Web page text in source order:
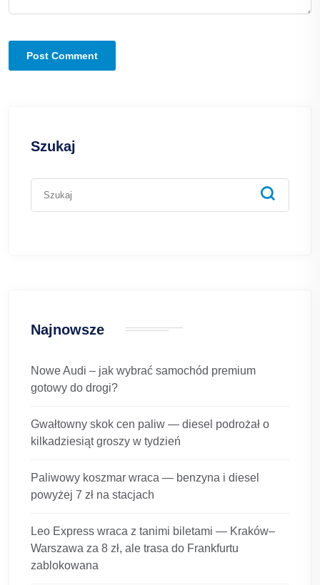
Szukaj
Najnowsze
Nowe Audi – jak wybrać samochód premium
gotowy do drogi?
Gwałtowny skok cen paliw — diesel podrożał o
kilkadziesiąt groszy w tydzień
Paliwowy koszmar wraca — benzyna i diesel
powyżej 7 zł na stacjach
Leo Express wraca z tanimi biletami — Kraków–
Warszawa za 8 zł, ale trasa do Frankfurtu
zablokowana